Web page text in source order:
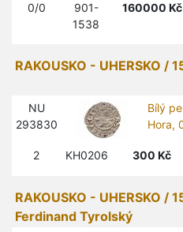
0/0
901-
1538
160000 Kč
RAKOUSKO - UHERSKO /
NU
293830
Bílý
Hora,
2 KH0206 300 Kč
RAKOUSKO - UHERSKO /
Ferdinand Tyrolský